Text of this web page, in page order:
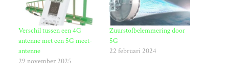
Verschil tussen een 4G
antenne met een 5G meet-
antenne
29 november 2025
Zuurstofbelemmering door
5G
22 februari 2024